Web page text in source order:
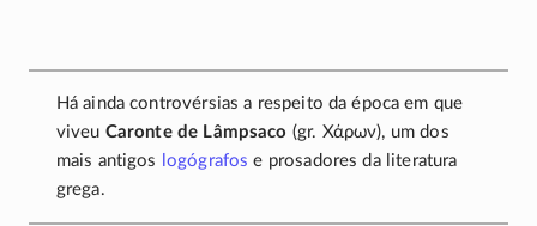
Há ainda controvérsias a respeito da época em que
viveu Caronte de Lâmpsaco (gr. Χάρων), um dos
mais antigos
logógrafos e prosadores da literatura
grega.